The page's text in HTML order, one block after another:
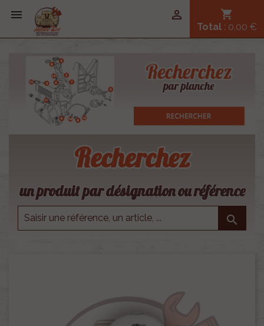
 shopping_cart
Total : 0,00 €

Recherchez
un produit par désignation ou référence
